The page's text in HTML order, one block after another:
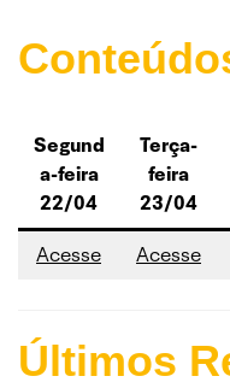
Segund
a-feira
22/04
Terça-
feira
23/04
Acesse Acesse
Últimos